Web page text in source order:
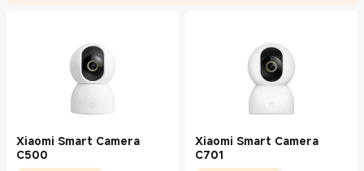
Xiaomi Smart Camera
C500
Xiaomi Smart Camera
C701